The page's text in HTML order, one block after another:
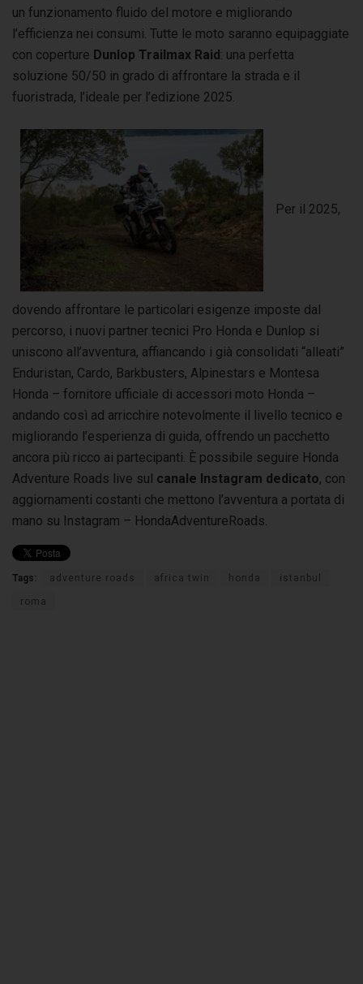
un funzionamento fluido del motore e migliorando
l’efficienza nei consumi. Tutte le moto saranno equipaggiate
con coperture Dunlop Trailmax Raid: una perfetta
soluzione 50/50 in grado di affrontare la strada e il
fuoristrada, l’ideale per l’edizione 2025.
Per il 2025,
dovendo affrontare le particolari esigenze imposte dal
percorso, i nuovi partner tecnici Pro Honda e Dunlop si
uniscono all’avventura, affiancando i già consolidati “alleati”
Enduristan, Cardo, Barkbusters, Alpinestars e Montesa
Honda – fornitore ufficiale di accessori moto Honda –
andando così ad arricchire notevolmente il livello tecnico e
migliorando l’esperienza di guida, offrendo un pacchetto
ancora più ricco ai partecipanti. È possibile seguire Honda
Adventure Roads live sul canale Instagram dedicato, con
aggiornamenti costanti che mettono l’avventura a portata di
mano su Instagram – HondaAdventureRoads.
Tags: adventure roads africa twin honda istanbul
roma